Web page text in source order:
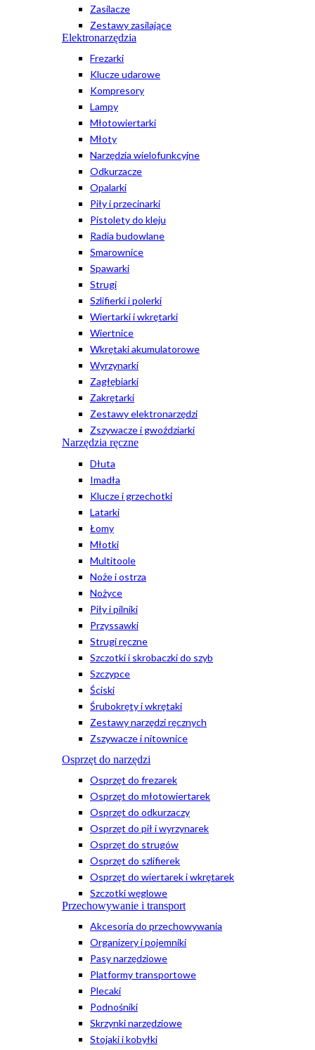
Zasilacze
Zestawy zasilające
Elektronarzędzia
Frezarki
Klucze udarowe
Kompresory
Lampy
Młotowiertarki
Młoty
Narzędzia wielofunkcyjne
Odkurzacze
Opalarki
Piły i przecinarki
Pistolety do kleju
Radia budowlane
Smarownice
Spawarki
Strugi
Szlifierki i polerki
Wiertarki i wkrętarki
Wiertnice
Wkrętaki akumulatorowe
Wyrzynarki
Zagłębiarki
Zakrętarki
Zestawy elektronarzędzi
Zszywacze i gwoździarki
Narzędzia ręczne
Dłuta
Imadła
Klucze i grzechotki
Latarki
Łomy
Młotki
Multitoole
Noże i ostrza
Nożyce
Piły i pilniki
Przyssawki
Strugi ręczne
Szczotki i skrobaczki do szyb
Szczypce
Ściski
Śrubokręty i wkrętaki
Zestawy narzędzi ręcznych
Zszywacze i nitownice
Osprzęt do narzędzi
Osprzęt do frezarek
Osprzęt do młotowiertarek
Osprzęt do odkurzaczy
Osprzęt do pił i wyrzynarek
Osprzęt do strugów
Osprzęt do szlifierek
Osprzęt do wiertarek i wkrętarek
Szczotki węglowe
Przechowywanie i transport
Akcesoria do przechowywania
Organizery i pojemniki
Pasy narzędziowe
Platformy transportowe
Plecaki
Podnośniki
Skrzynki narzędziowe
Stojaki i kobyłki